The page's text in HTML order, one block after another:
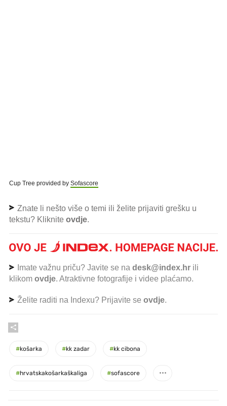
Cup Tree provided by Sofascore
Znate li nešto više o temi ili želite prijaviti grešku u
tekstu? Kliknite ovdje.
Imate važnu priču? Javite se na desk@index.hr ili
klikom ovdje. Atraktivne fotografije i videe plaćamo.
Želite raditi na Indexu? Prijavite se ovdje.
#košarka #kk zadar #kk cibona
#hrvatskakošarkaškaliga #sofascore